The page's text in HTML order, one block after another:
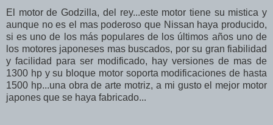
El motor de Godzilla, del rey...este motor tiene su mistica y
aunque no es el mas poderoso que Nissan haya producido,
si es uno de los más populares de los últimos años uno de
los motores japoneses mas buscados, por su gran fiabilidad
y facilidad para ser modificado, hay versiones de mas de
1300 hp y su bloque motor soporta modificaciones de hasta
1500 hp...una obra de arte motriz, a mi gusto el mejor motor
japones que se haya fabricado...